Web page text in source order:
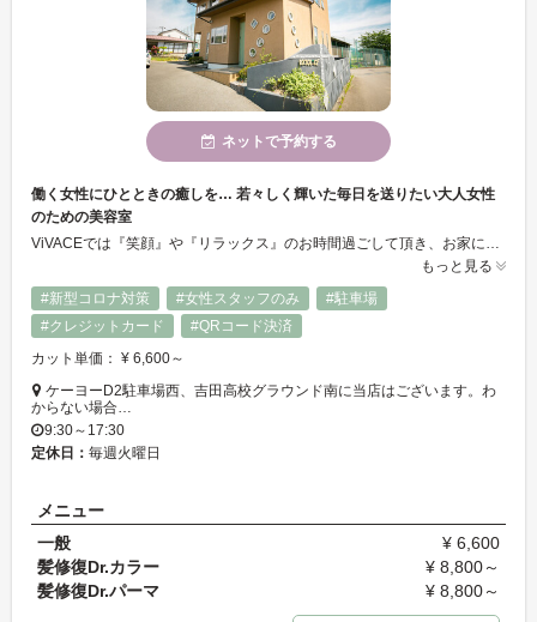
ネットで予約する
働く女性にひとときの癒しを… 若々しく輝いた毎日を送りたい大人女性
のための美容室
ViVACEでは『笑顔』や『リラックス』のお時間過ごして頂き、お家に帰られてからも毎日キラキラ輝いてほしい！という思いで、お客様とのお時間を大切にさせて頂いております。『明日からまた頑張ろう！』という気持ちでお帰り頂きたく、お手伝い致します。大人の髪のお悩み解決メニューをご用意しています。
もっと見る
#新型コロナ対策
#女性スタッフのみ
#駐車場
#クレジットカード
#QRコード決済
カット単価： ¥ 6,600～
ケーヨーD2駐車場西、吉田高校グラウンド南に当店はございます。わ
からない場合…
9:30～17:30
定休日： 毎週火曜日
メニュー
一般
¥ 6,600
髪修復Dr.カラー
¥ 8,800～
髪修復Dr.パーマ
¥ 8,800～